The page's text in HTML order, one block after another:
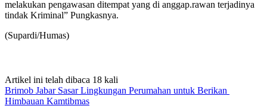
melakukan pengawasan ditempat yang di anggap.rawan terjadinya
tindak Kriminal” Pungkasnya.
(Supardi/Humas)
Artikel ini telah dibaca 18 kali
Brimob Jabar Sasar Lingkungan Perumahan untuk Berikan
Himbauan Kamtibmas